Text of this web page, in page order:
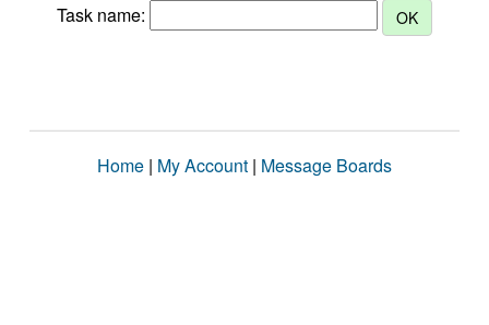
Task name:
Home | My Account | Message Boards